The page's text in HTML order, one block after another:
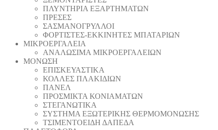
ΠΛΥΝΤΗΡΙΑ ΕΞΑΡΤΗΜΑΤΩΝ
ΠΡΕΣΕΣ
ΣΑΣΜΑΝΟΓΡΥΛΛΟΙ
ΦΟΡΤΙΣΤΕΣ-ΕΚΚΙΝΗΤΕΣ ΜΠΑΤΑΡΙΩΝ
ΜΙΚΡΟΕΡΓΑΛΕΙΑ
ΑΝΑΛΩΣΙΜΑ ΜΙΚΡΟΕΡΓΑΛΕΙΩΝ
ΜΟΝΩΣΗ
ΕΠΙΣΚΕΥΑΣΤΙΚΑ
ΚΟΛΛΕΣ ΠΛΑΚΙΔΙΩΝ
ΠΑΝΕΛ
ΠΡΟΣΜΙΚΤΑ ΚΟΝΙΑΜΑΤΩΝ
ΣΤΕΓΑΝΩΤΙΚΑ
ΣΥΣΤΗΜΑ ΕΞΩΤΕΡΙΚΗΣ ΘΕΡΜΟΜΟΝΩΣΗΣ
ΤΣΙΜΕΝΤΟΕΙΔΗ ΔΑΠΕΔΑ